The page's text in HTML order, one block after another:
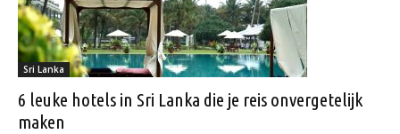
Sri Lanka
6 leuke hotels in Sri Lanka die je reis onvergetelijk
maken